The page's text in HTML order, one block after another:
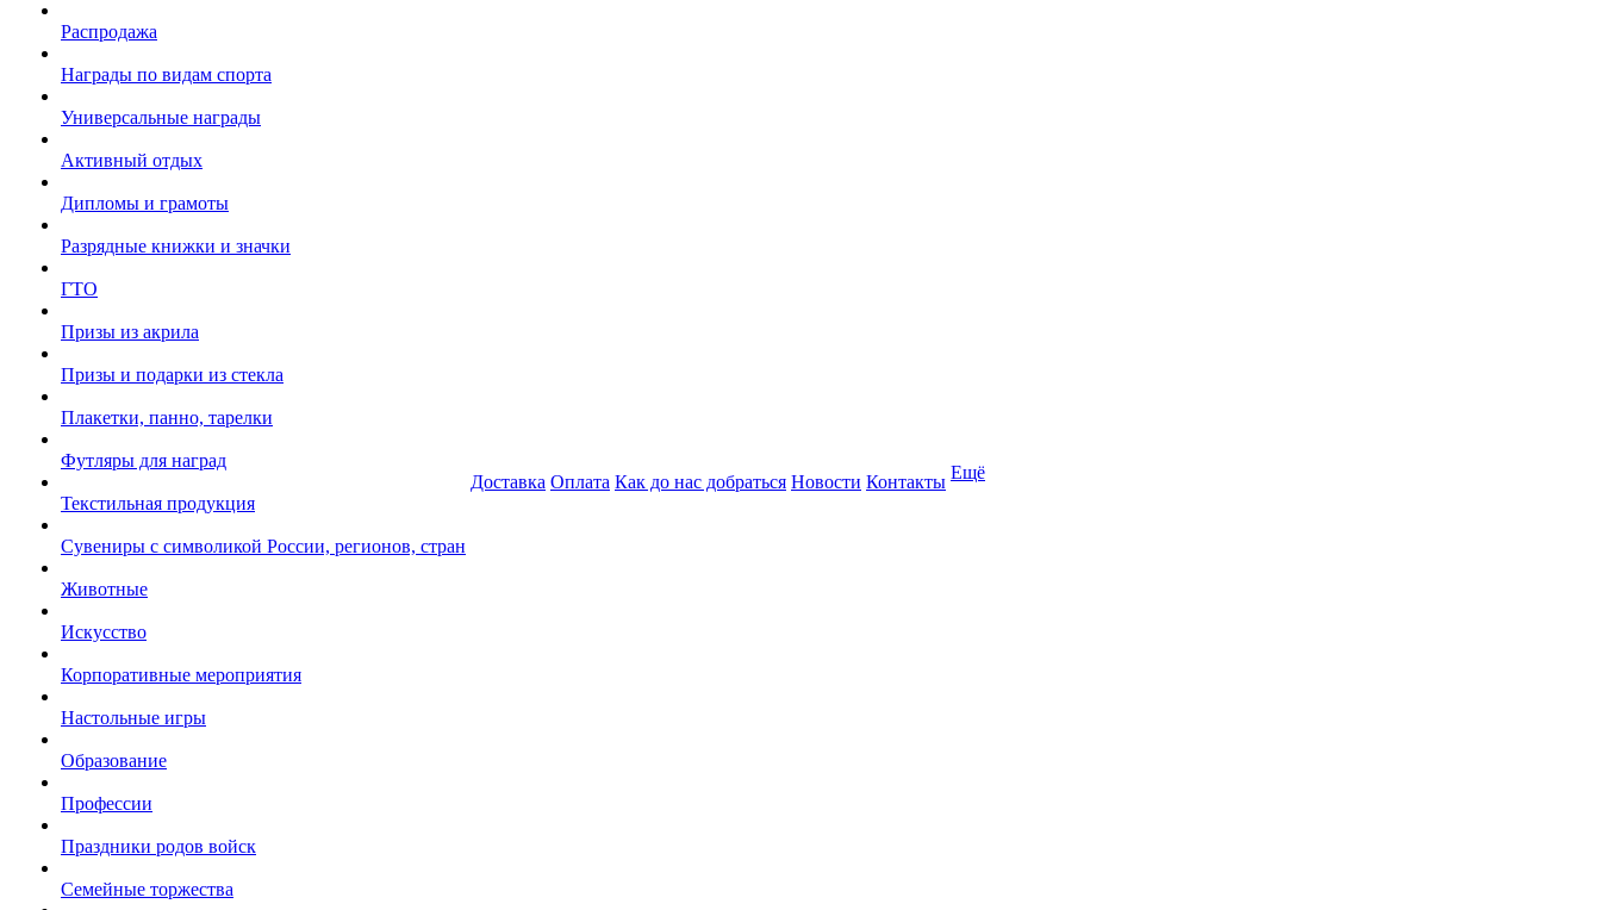
Распродажа
Награды по видам спорта
Универсальные награды
Активный отдых
Дипломы и грамоты
Разрядные книжки и значки
ГТО
Призы из акрила
Призы и подарки из стекла
Плакетки, панно, тарелки
Футляры для наград
Текстильная продукция
Сувениры с символикой России, регионов, стран
Животные
Искусство
Корпоративные мероприятия
Настольные игры
Образование
Профессии
Праздники родов войск
Семейные торжества
Доставка Оплата Как до нас добраться Новости Контакты Ещё